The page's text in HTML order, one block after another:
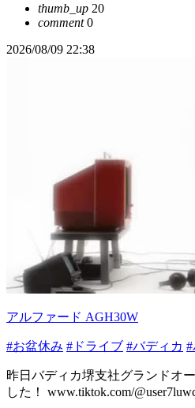
thumb_up 20
comment0
2026/08/09 22:38
アルファード AGH30W
#お盆休み #ドライブ #バディカ
昨日バディカ堺支社グランドオ
した！ www.tiktok.com/